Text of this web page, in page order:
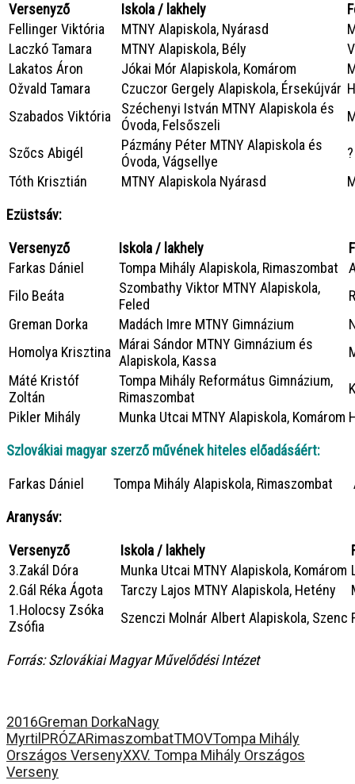
Versenyző
Iskola / lakhely
Fellinger Viktória
MTNY Alapiskola, Nyárasd
Laczkó Tamara
MTNY Alapiskola, Bély
Lakatos Áron
Jókai Mór Alapiskola, Komárom
Ožvald Tamara
Czuczor Gergely Alapiskola, Érsekújvár
Szabados Viktória
Széchenyi István MTNY Alapiskola és
Óvoda, Felsőszeli
Szőcs Abigél
Pázmány Péter MTNY Alapiskola és
Óvoda, Vágsellye
?
Tóth Krisztián
MTNY Alapiskola Nyárasd
Ezüstsáv:
Versenyző
Iskola / lakhely
Farkas Dániel
Tompa Mihály Alapiskola, Rimaszombat
Filo Beáta
Szombathy Viktor MTNY Alapiskola,
Feled
Greman Dorka
Madách Imre MTNY Gimnázium
Homolya Krisztina Márai Sándor MTNY Gimnázium és
Alapiskola, Kassa
Máté Kristóf
Zoltán
Tompa Mihály Református Gimnázium,
Rimaszombat
Pikler Mihály
Munka Utcai MTNY Alapiskola, Komárom
Szlovákiai magyar szerző művének hiteles előadásáért:
Farkas Dániel
Tompa Mihály Alapiskola, Rimaszombat
Aranysáv:
Versenyző
Iskola / lakhely
3.Zakál Dóra
Munka Utcai MTNY Alapiskola, Komárom
2.Gál Réka Ágota
Tarczy Lajos MTNY Alapiskola, Hetény
1.Holocsy Zsóka
Zsófia
Szenczi Molnár Albert Alapiskola, Szenc
Forrás: Szlovákiai Magyar Művelődési Intézet
2016Greman DorkaNagy
Myrtil PRÓZARimaszombatTMOVTompa Mihály
Országos VersenyXXV. Tompa Mihály Országos
Verseny